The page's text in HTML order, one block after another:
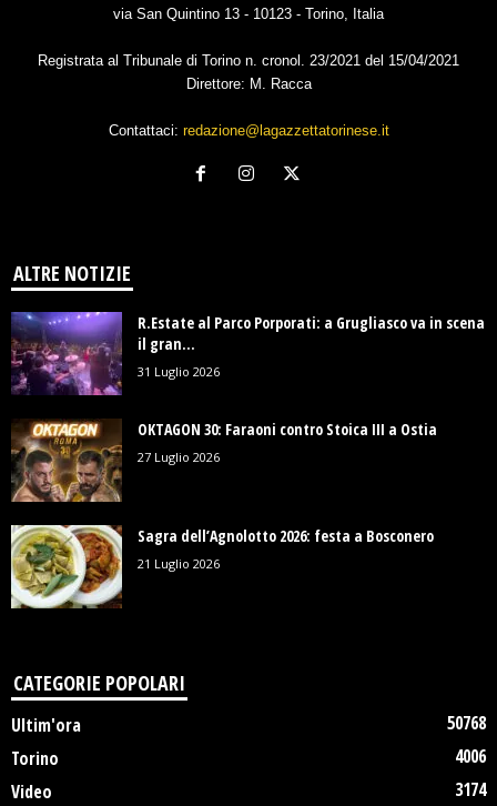
via San Quintino 13 - 10123 - Torino, Italia
Registrata al Tribunale di Torino n. cronol. 23/2021 del 15/04/2021
Direttore: M. Racca
Contattaci: redazione@lagazzettatorinese.it
ALTRE NOTIZIE
R.Estate al Parco Porporati: a Grugliasco va in scena
il gran...
31 Luglio 2026
OKTAGON 30: Faraoni contro Stoica III a Ostia
27 Luglio 2026
Sagra dell’Agnolotto 2026: festa a Bosconero
21 Luglio 2026
CATEGORIE POPOLARI
Ultim'ora
50768
Torino
4006
Video
3174